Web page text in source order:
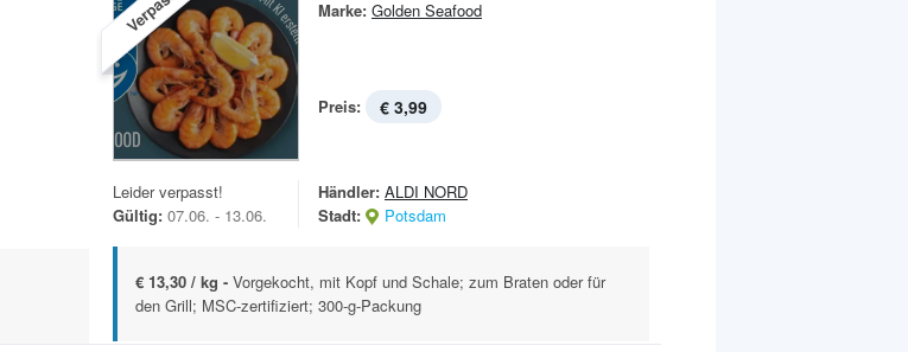
Marke: Golden Seafood
Preis: € 3,99
Leider verpasst!
Gültig: 07.06. - 13.06.
Händler: ALDI NORD
Stadt:
Potsdam
€ 13,30 / kg - Vorgekocht, mit Kopf und Schale; zum Braten oder für
den Grill; MSC-zertifiziert; 300-g-Packung